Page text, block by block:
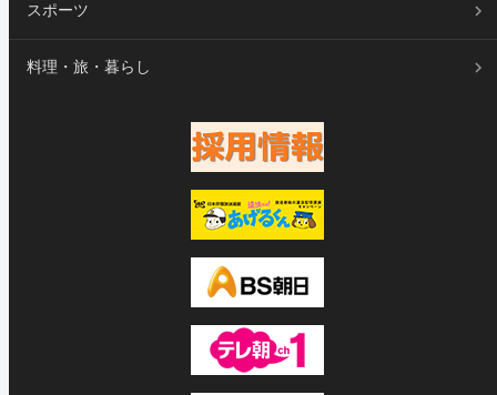
スポーツ
料理・旅・暮らし